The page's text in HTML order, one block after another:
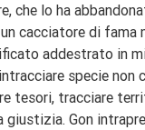
che lo ha
cacciatore di fama
addestrato in
specie non
tesori, tracciare
giustizia. Gon